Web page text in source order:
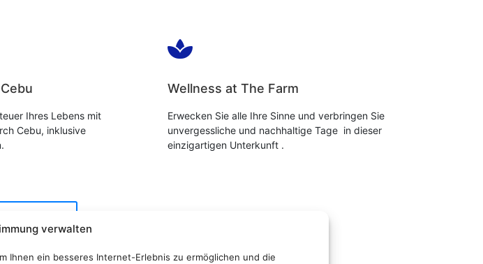
verwalten
Ihnen ein besseres Internet-Erlebnis zu ermöglichen und die
Ihres Lebens mit
Cebu, inklusive

Wellness at The Farm
Erwecken Sie alle Ihre Sinne und verbringen Sie
unvergessliche und nachhaltige Tage in dieser
einzigartigen Unterkunft .